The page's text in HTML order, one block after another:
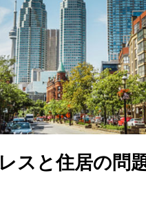
スと住居の問